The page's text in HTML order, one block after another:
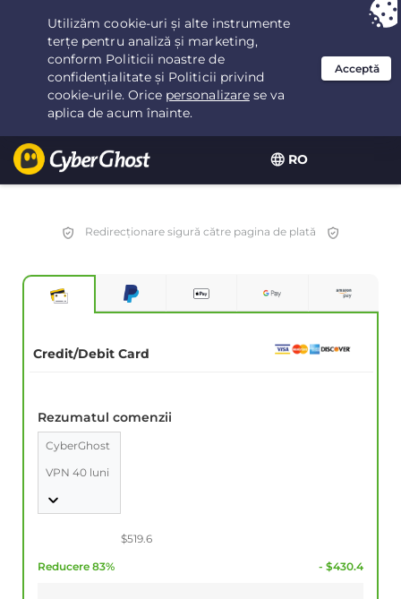
RO
Ai ales:Cea mai bună ofertăpentru 3.3333333333333ani la $
/lună
Redirecționare sigură către pagina de plată
Credit/Debit Card
Rezumatul comenzii
CyberGhost
VPN 40 luni
$519.6
Reducere 83% - $430.4